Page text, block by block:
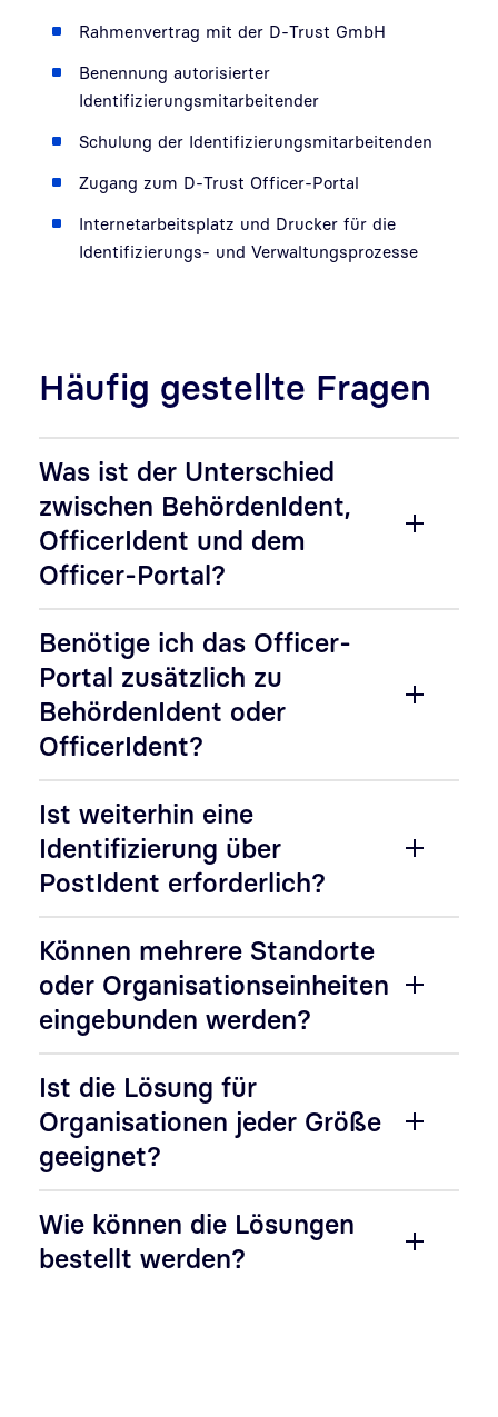
Rahmenvertrag mit der D-Trust GmbH
Benennung autorisierter
Identifizierungsmitarbeitender
Schulung der Identifizierungsmitarbeitenden
Zugang zum D-Trust Officer-Portal
Internetarbeitsplatz und Drucker für die
Identifizierungs- und Verwaltungsprozesse
Häufig gestellte Fragen
Was ist der Unterschied
zwischen BehördenIdent,
OfficerIdent und dem
Officer-Portal?
Benötige ich das Officer-
Portal zusätzlich zu
BehördenIdent oder
OfficerIdent?
Ist weiterhin eine
Identifizierung über
PostIdent erforderlich?
Können mehrere Standorte
oder Organisationseinheiten
eingebunden werden?
Ist die Lösung für
Organisationen jeder Größe
geeignet?
Wie können die Lösungen
bestellt werden?